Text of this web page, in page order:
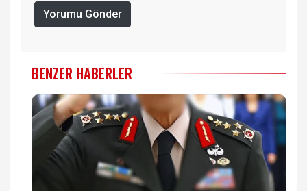
Yorumu Gönder
BENZER HABERLER